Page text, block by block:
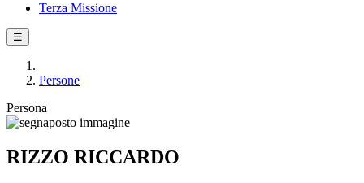
Terza Missione
☰
Persone
Persona
RIZZO RICCARDO